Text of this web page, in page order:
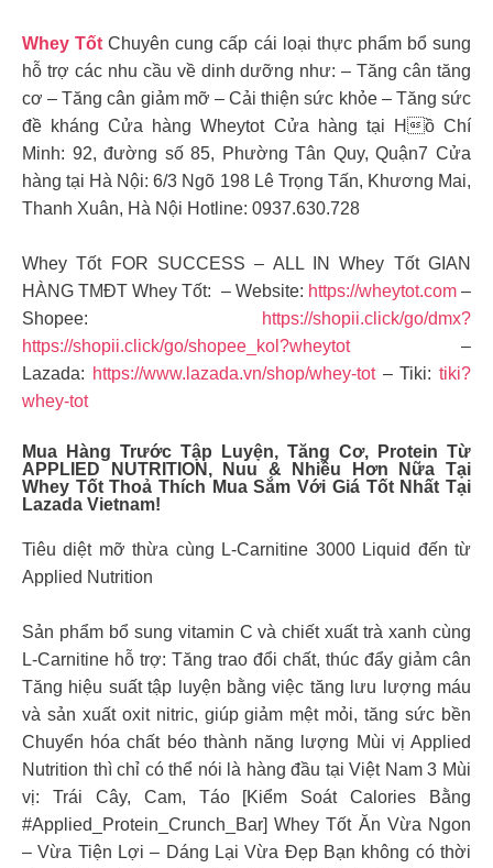
Whey TốtChuyên cung cấp cái loại thực phẩm bổ sung
hỗ trợ các nhu cầu về dinh dưỡng như: – Tăng cân tăng
cơ – Tăng cân giảm mỡ – Cải thiện sức khỏe – Tăng sức
đề kháng Cửa hàng Wheytot Cửa hàng tại Hồ Chí
Minh: 92, đường số 85, Phường Tân Quy, Quận7 Cửa
hàng tại Hà Nội: 6/3 Ngõ 198 Lê Trọng Tấn, Khương Mai,
Thanh Xuân, Hà Nội Hotline: 0937.630.728
Whey Tốt FOR SUCCESS – ALL IN Whey Tốt GIAN
HÀNG TMĐT Whey Tốt: – Website: https://wheytot.com–
Shopee:
https://shopii.click/go/dmx?
https://shopii.click/go/shopee_kol?wheytot–
Lazada: https://www.lazada.vn/shop/whey-tot– Tiki: tiki?
whey-tot
Mua Hàng Trước Tập Luyện, Tăng Cơ, Protein Từ
APPLIED NUTRITION, Nuu & Nhiều Hơn Nữa Tại
Whey Tốt Thoả Thích Mua Sắm Với Giá Tốt Nhất Tại
Lazada Vietnam!
Tiêu diệt mỡ thừa cùng L-Carnitine 3000 Liquid đến từ
Applied Nutrition
Sản phẩm bổ sung vitamin C và chiết xuất trà xanh cùng
L-Carnitine hỗ trợ: Tăng trao đổi chất, thúc đẩy giảm cân
Tăng hiệu suất tập luyện bằng việc tăng lưu lượng máu
và sản xuất oxit nitric, giúp giảm mệt mỏi, tăng sức bền
Chuyển hóa chất béo thành năng lượng Mùi vị Applied
Nutrition thì chỉ có thể nói là hàng đầu tại Việt Nam 3 Mùi
vị: Trái Cây, Cam, Táo [Kiểm Soát Calories Bằng
#Applied_Protein_Crunch_Bar] Whey Tốt Ăn Vừa Ngon
– Vừa Tiện Lợi – Dáng Lại Vừa Đẹp Bạn không có thời